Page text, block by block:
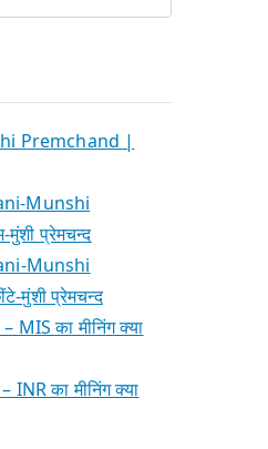
Premchand |
Munshi
प्रेमचन्द
Munshi
मुंशी प्रेमचन्द
का मीनिंग क्या
का मीनिंग क्या